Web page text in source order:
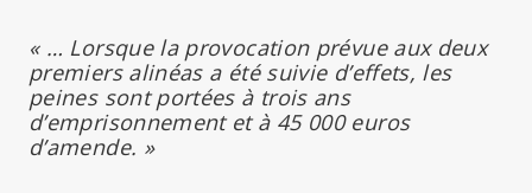
« … Lorsque la provocation prévue aux deux
premiers alinéas a été suivie d’effets, les
peines sont portées à trois ans
d’emprisonnement et à 45 000 euros
d’amende. »